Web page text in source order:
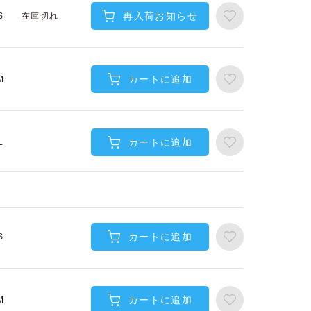
在庫切れ 再入荷お知らせ
カートに追加
カートに追加
カートに追加
カートに追加